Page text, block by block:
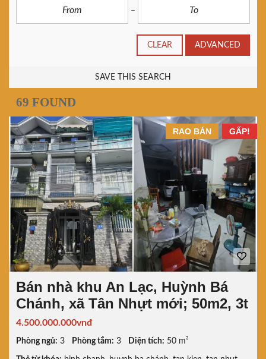
CLEAR ADVANCED
SAVE THIS SEARCH
69 FOUND
GẤP!
RAO BÁN
Bán nhà khu An Lạc, Huỳnh Bá
Chánh, xã Tân Nhựt mới; 50m2, 3t
4.500.000.000vnđ
Phòng ngủ: 3 Phòng tắm: 3 Diện tích: 50 m²